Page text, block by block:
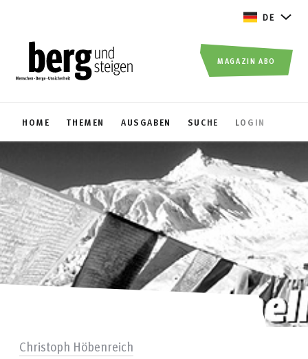
DE
HOME THEMEN AUSGABEN SUCHE LOGIN
MAGAZIN ABO
Christoph Höbenreich